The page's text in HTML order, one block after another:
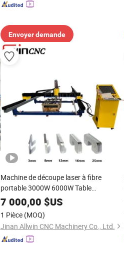
Envoyer demande
Machine de découpe laser à fibre
portable 3000W 6000W Table
démontable découpeur laser métal
7 000,00 $US
1 Pièce (MOQ)
Jinan Allwin CNC Machinery Co., Ltd.